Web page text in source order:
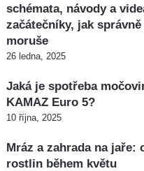
schémata, návody a
začátečníky, jak
moruše
26 ledna, 2025
Jaká je spotřeba
KAMAZ Euro 5?
10 října, 2025
Mráz a zahrada na jaře:
rostlin během květu